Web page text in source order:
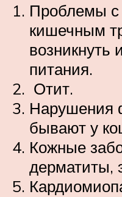
Проблемы с
кишечным
возникнуть
питания.
Отит.
Нарушения
бывают у
Кожные
дерматиты,